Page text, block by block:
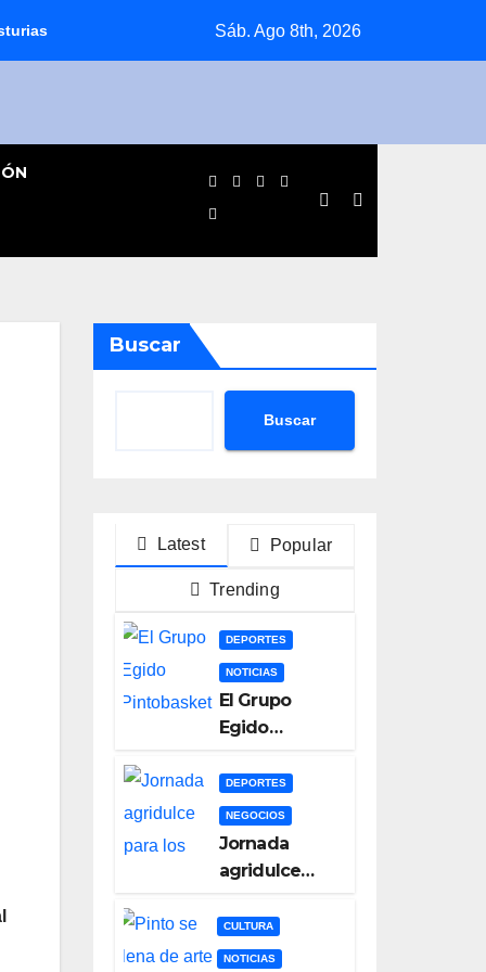
Jornada agridulce para los equipos pinteños en
Sáb. Ago 8th, 2026
Buscar
Buscar
Latest Popular
Trending
DEPORTES
NOTICIAS
El Grupo
Egido
se juega la
permanencia
este sábado
en el
Asturias
DEPORTES
NEGOCIOS
Jornada
agridulce
equipos
pinteños en
CULTURA
NOTICIAS